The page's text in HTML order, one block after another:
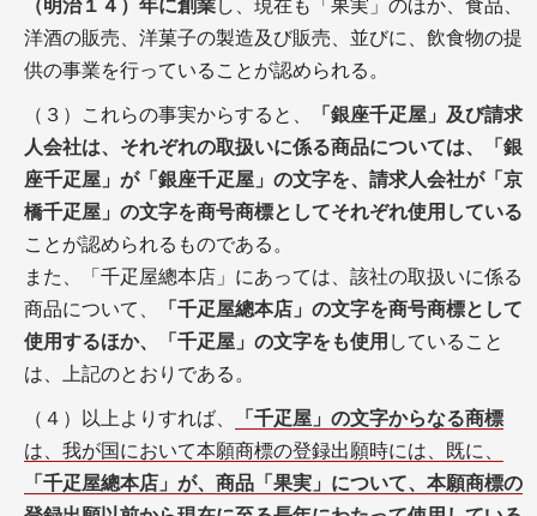
（明治１４）年に創業し、現在も「果実」のほか、食品、
洋酒の販売、洋菓子の製造及び販売、並びに、飲食物の提
供の事業を行っていることが認められる。
（３）これらの事実からすると、
「銀座千疋屋」及び請求
人会社は、それぞれの取扱いに係る商品については、「銀
座千疋屋」が「銀座千疋屋」の文字を、請求人会社が「京
橋千疋屋」の文字を商号商標としてそれぞれ使用している
ことが認められるものである。
また、「千疋屋總本店」にあっては、該社の取扱いに係る
商品について、
「千疋屋總本店」の文字を商号商標として
使用するほか、「千疋屋」の文字をも使用 していること
は、上記のとおりである。
（４）以上よりすれば、
「千疋屋」の文字からなる商標
は、我が国において本願商標の登録出願時には、既に、
「千疋屋總本店」が、商品「果実」について、本願商標の